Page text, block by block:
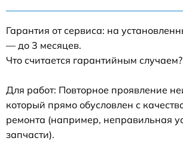
Гарантия от сервиса: на
— до 3 месяцев.
Что считается гарантийным случаем?
Для работ: Повторное проявление
который прямо обусловлен с
ремонта (например, неправильная
запчасти).